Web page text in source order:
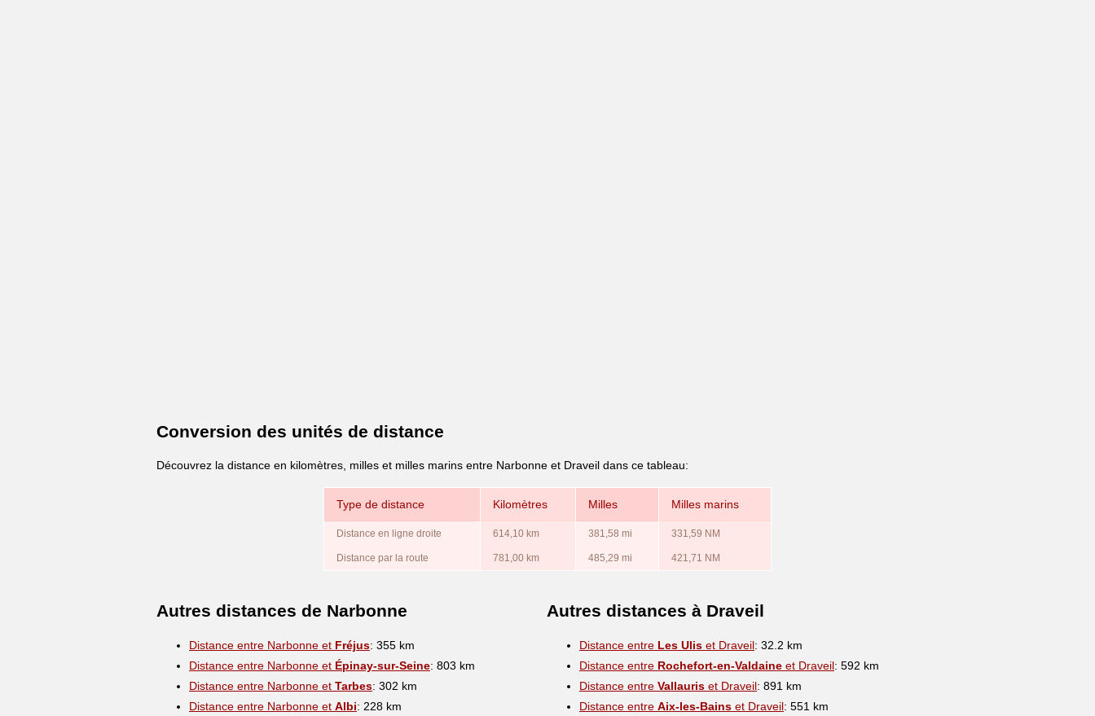
Conversion des unités de distance
Découvrez la distance en kilomètres, milles et milles marins entre Narbonne et Draveil dans ce tableau:
Type de distance Kilomètres Milles Milles marins
Distance en ligne droite 614,10 km 381,58 mi 331,59 NM
Distance par la route 781,00 km 485,29 mi 421,71 NM
Autres distances de Narbonne
Distance entre Narbonne et Fréjus: 355 km
Distance entre Narbonne et Épinay-sur-Seine: 803 km
Distance entre Narbonne et Tarbes: 302 km
Distance entre Narbonne et Albi: 228 km
Autres distances à Draveil
Distance entre Les Ulis et Draveil: 32.2 km
Distance entre Rochefort-en-Valdaine et Draveil: 592 km
Distance entre Vallauris et Draveil: 891 km
Distance entre Aix-les-Bains et Draveil: 551 km